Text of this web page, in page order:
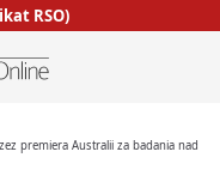
RSO)
premiera Australii za badania nad